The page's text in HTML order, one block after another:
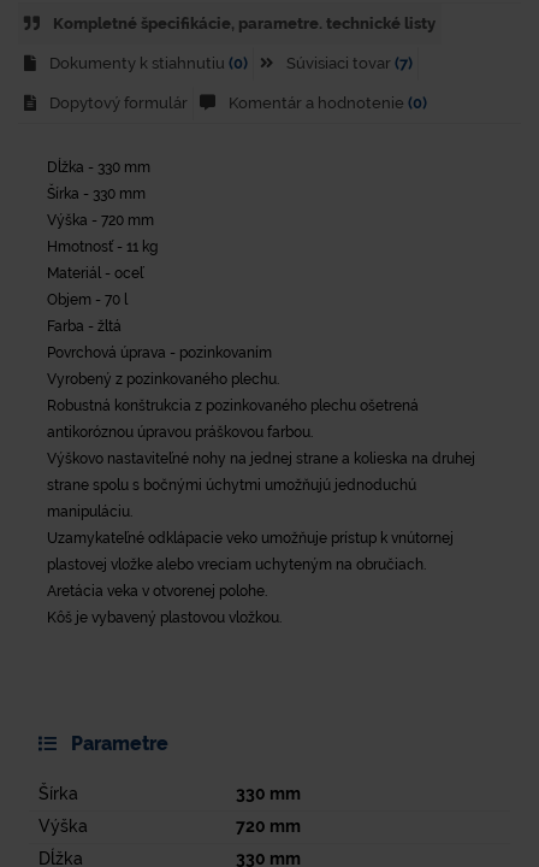
Kompletné špecifikácie, parametre. technické listy
Dokumenty k stiahnutiu (0) Súvisiaci tovar (7)
Dopytový formulár Komentár a hodnotenie (0)
Dĺžka - 330 mm
Šírka - 330 mm
Výška - 720 mm
Hmotnosť - 11 kg
Materiál - oceľ
Objem - 70 l
Farba - žltá
Povrchová úprava - pozinkovaním
Vyrobený z pozinkovaného plechu.
Robustná konštrukcia z pozinkovaného plechu ošetrená
antikoróznou úpravou práškovou farbou.
Výškovo nastaviteľné nohy na jednej strane a kolieska na druhej
strane spolu s bočnými úchytmi umožňujú jednoduchú
manipuláciu.
Uzamykateľné odklápacie veko umožňuje prístup k vnútornej
plastovej vložke alebo vreciam uchyteným na obručiach.
Aretácia veka v otvorenej polohe.
Kôš je vybavený plastovou vložkou.
Parametre
Šírka 330 mm
Výška
720 mm
Dĺžka
330 mm